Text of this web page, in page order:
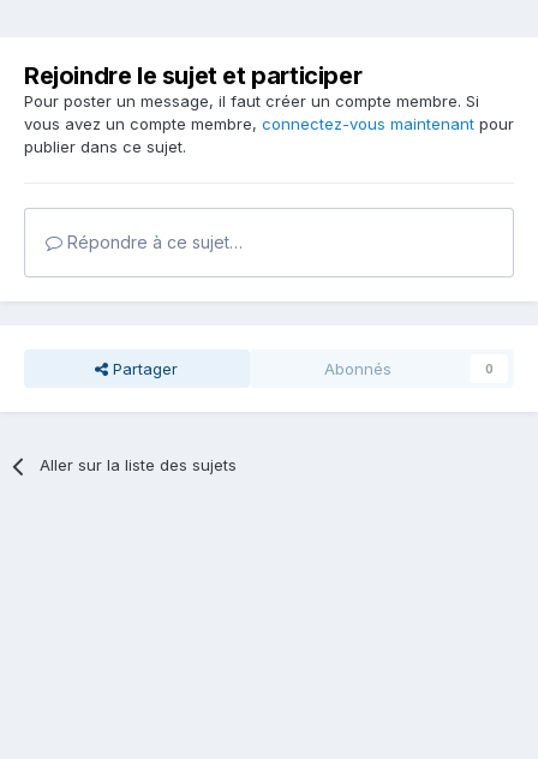
Rejoindre le sujet et participer
Pour poster un message, il faut créer un compte membre. Si
vous avez un compte membre, connectez-vous maintenant pour
publier dans ce sujet.
Répondre à ce sujet…
Partager Abonnés 0
Aller sur la liste des sujets